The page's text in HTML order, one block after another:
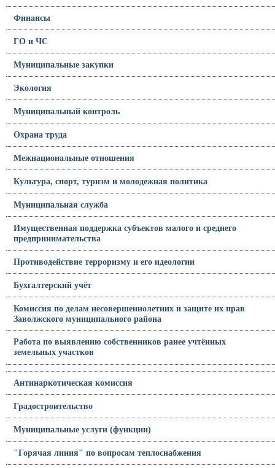
Финансы
ГО и ЧС
Муниципальные закупки
Экология
Муниципальный контроль
Охрана труда
Межнациональные отношения
Культура, спорт, туризм и молодежная политика
Муниципальная служба
Имущественная поддержка субъектов малого и среднего
предпринимательства
Противодействие терроризму и его идеологии
Бухгалтерский учёт
Комиссия по делам несовершеннолетних и защите их прав
Заволжского муниципального района
Работа по выявлению собственников ранее учтённых
земельных участков
Антинаркотическая комиссия
Градостроительство
Муниципальные услуги (функции)
"Горячая линия" по вопросам теплоснабжения